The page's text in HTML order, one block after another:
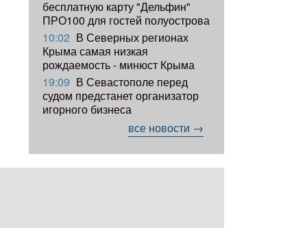
бесплатную карту "Дельфин"
ПРО100 для гостей полуострова
10:02 В Северных регионах
Крыма самая низкая
рождаемость - минюст Крыма
19:09 В Севастополе перед
судом предстанет организатор
игорного бизнеса
все новости →